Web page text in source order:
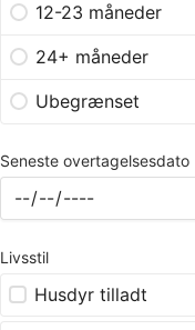
12-23 måneder
24+ måneder
Ubegrænset
Seneste overtagelsesdato
Livsstil
Husdyr tilladt